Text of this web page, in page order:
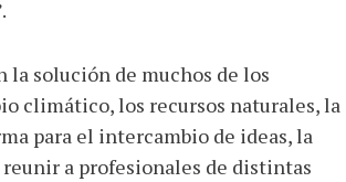
la solución de muchos de los
climático, los recursos naturales, la
para el intercambio de ideas, la
a profesionales de distintas